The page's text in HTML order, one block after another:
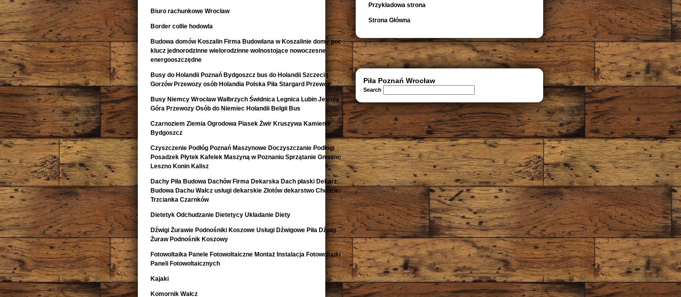
Biuro rachunkowe Wrocław
Border collie hodowla
Budowa domów Koszalin Firma Budowlana w Koszalinie domy pod
klucz jednorodzinne wielorodzinne wolnostojące nowoczesne
energooszczędne
Busy do Holandii Poznań Bydgoszcz bus do Holandii Szczecin
Gorzów Przewozy osób Holandia Polska Piła Stargard Przewóz
Busy Niemcy Wrocław Wałbrzych Świdnica Legnica Lubin Jelenia
Góra Przewozy Osób do Niemiec Holandii Belgii Bus
Czarnoziem Ziemia Ogrodowa Piasek Żwir Kruszywa Kamienie
Bydgoszcz
Czyszczenie Podłóg Poznań Maszynowe Doczyszczanie Podłogi
Posadzek Płytek Kafelek Maszyną w Poznaniu Sprzątanie Gniezno
Leszno Konin Kalisz
Dachy Piła Budowa Dachów Firma Dekarska Dach płaski Dekarz
Budowa Dachu Wałcz usługi dekarskie Złotów dekarstwo Chodzież
Trzcianka Czarnków
Dietetyk Odchudzanie Dietetycy Układanie Diety
Dźwigi Żurawie Podnośniki Koszowe Usługi Dźwigowe Piła Dźwig
Żuraw Podnośnik Koszowy
Fotowoltaika Panele Fotowoltaiczne Montaż Instalacja Fotowoltaiki
Paneli Fotowoltaicznych
Kajaki
Komornik Wałcz
Przykładowa strona
Strona Główna
Piła Poznań Wrocław
Search